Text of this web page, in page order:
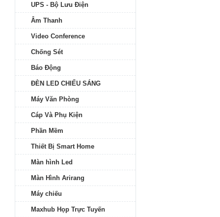
UPS - Bộ Lưu Điện
Âm Thanh
Video Conference
Chống Sét
Báo Động
ĐÈN LED CHIẾU SÁNG
Máy Văn Phòng
Cáp Và Phụ Kiện
Phần Mềm
Thiết Bị Smart Home
Màn hình Led
Màn Hình Arirang
Máy chiếu
Maxhub Họp Trực Tuyến